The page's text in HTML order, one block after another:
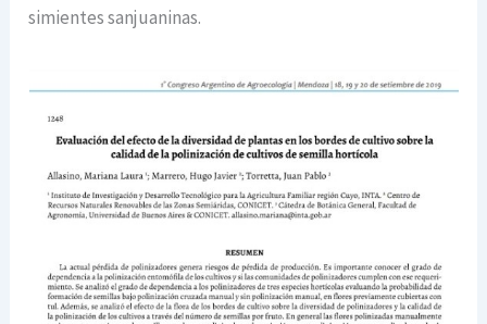
simientes sanjuaninas.